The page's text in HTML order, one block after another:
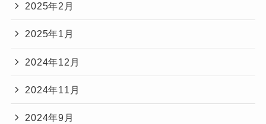
2025年2月
2025年1月
2024年12月
2024年11月
2024年9月